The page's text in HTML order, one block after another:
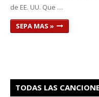
de EE. UU. Que …
SEPA MAS »
TODAS LAS